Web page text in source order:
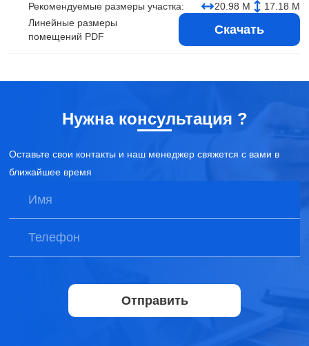
Рекомендуемые размеры участка: 20.98 М
17.18 М
Линейные размеры
помещений PDF
Скачать
Нужна консультация ?
Оставьте свои контакты и наш менеджер свяжется с вами в
ближайшее время
Отправить